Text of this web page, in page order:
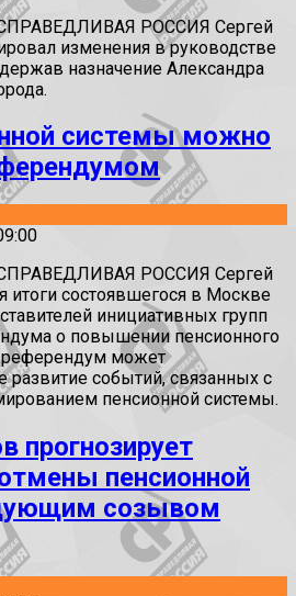
СПРАВЕДЛИВАЯ РОССИЯ Сергей
изменения в руководстве
назначение Александра
системы можно
СПРАВЕДЛИВАЯ РОССИЯ Сергей
итоги состоявшегося в Москве
инициативных групп
о повышении пенсионного
референдум может
развитие событий, связанных с
пенсионной системы.
прогнозирует
пенсионной
созывом